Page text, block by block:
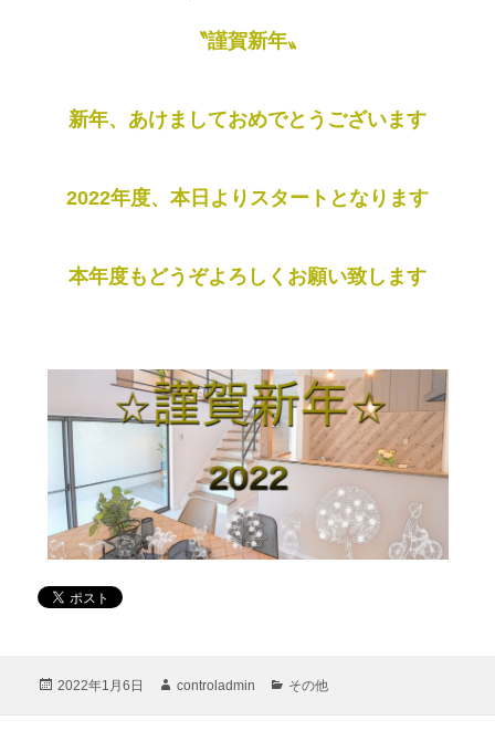
〝謹賀新年〟
新年、あけましておめでとうございます
2022年度、本日よりスタートとなります
本年度もどうぞよろしくお願い致します
投
2022年1月6日
作
controladmin
カ
その他